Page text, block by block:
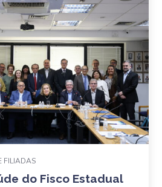
FILIADAS
do Fisco Estadual